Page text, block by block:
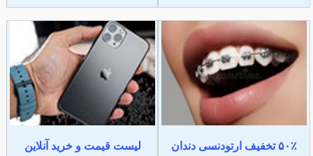
۵۰٪ تخفیف ارتودنسی دندان
لیست قیمت و خرید آنلاین